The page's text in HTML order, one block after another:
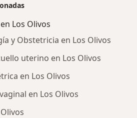
Los Olivos
y Obstetricia en Los Olivos
uterino en Los Olivos
en Los Olivos
en Los Olivos